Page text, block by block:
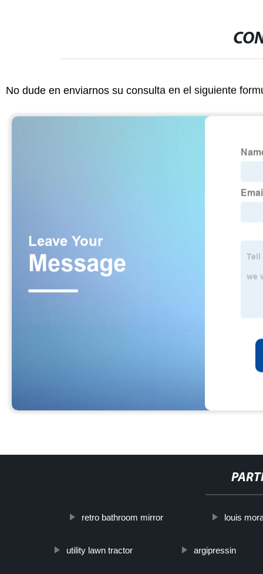
No dude en enviarnos su consulta en el siguiente
retro bathroom mirror louis
utility lawn tractor argipressin